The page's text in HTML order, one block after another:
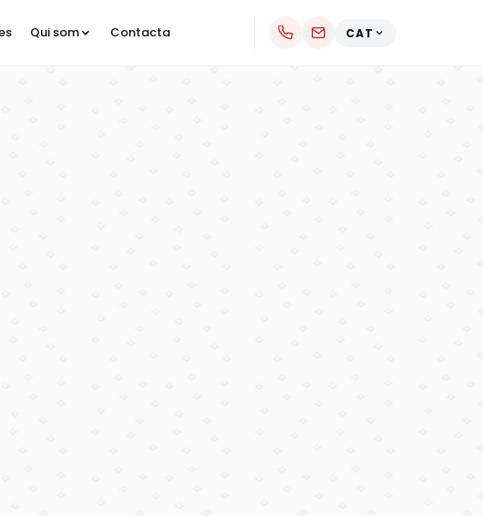
Qui som Contacta CAT